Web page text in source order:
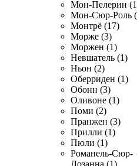
Мон-Пелерин
Мон-Сюр-Роль
Монтрё (17)
Морже (3)
Моржен (1)
Невшатель (1)
Ньон (2)
Оберриден (1)
Обонн (3)
Оливоне (1)
Поми (2)
Пранжен (3)
Прилли (1)
Пюли (1)
Романель-Сюр-
Лозанна (1)